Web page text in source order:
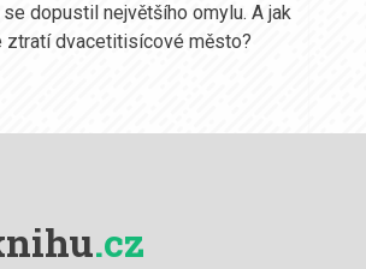
dopustil největšího omylu. A jak
ztratí dvacetitisícové město?
.cz